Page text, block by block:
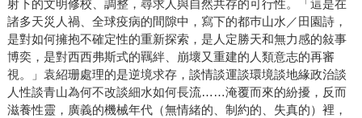
射下的文明修校、調整，尋求人與自然共存的可行性。「這是在
諸多天災人禍、全球疫病的間隙中，寫下的都巿山水／田園詩，
是對如何擁抱不確定性的重新探索，是人定勝天和無力感的敍事
博奕，是對西西弗斯式的羈絆、崩壞又重建的人類意志的再審
視。」袁紹珊處理的是逆境求存，談情談運談環境談地緣政治談
人性談青山為何不改談細水如何長流……淹覆而來的紛擾，反而
滋養性靈，廣義的機械年代（無情緒的、制約的、失真的）裡，